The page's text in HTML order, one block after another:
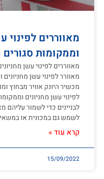
מאווררים לפינוי
וממקומות סגורים
מאווררים לפינוי עשן
מאוורר לפינוי עשן
מכשיר היונק אוויר מבחוץ
לפינוי עשן מחניונים
לבניינים כדי לשמור עליהם
לשמש גם במכונית או
קרא עוד »
15/09/2022